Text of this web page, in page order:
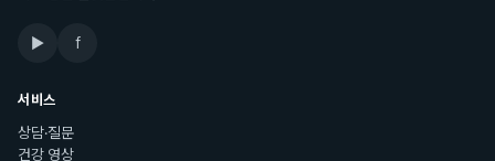
▶ f
서비스
상담·질문
건강 영상